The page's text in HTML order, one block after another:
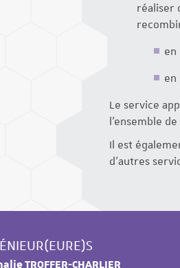
réaliser
en
en
Le service
l’ensemble
Il est
d'autres
TROFFER-CHARLIER